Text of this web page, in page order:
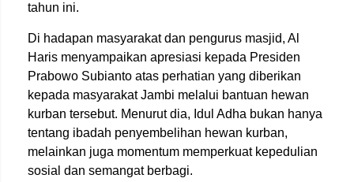
tahun ini.
Di hadapan masyarakat dan pengurus masjid, Al
Haris menyampaikan apresiasi kepada Presiden
Prabowo Subianto atas perhatian yang diberikan
kepada masyarakat Jambi melalui bantuan hewan
kurban tersebut. Menurut dia, Idul Adha bukan hanya
tentang ibadah penyembelihan hewan kurban,
melainkan juga momentum memperkuat kepedulian
sosial dan semangat berbagi.